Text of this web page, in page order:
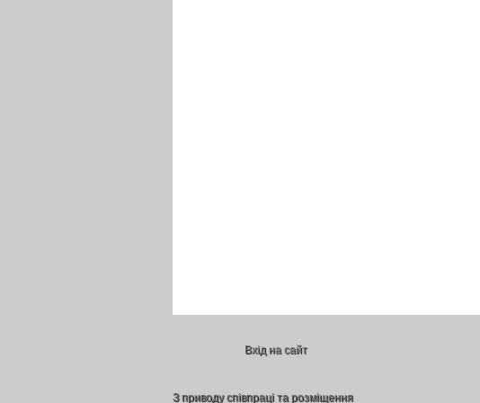
Вхід на сайт
З приводу співпраці та розміщення